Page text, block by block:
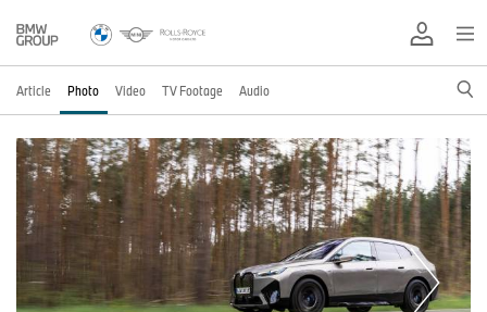
Article Photo Video TV Footage Audio